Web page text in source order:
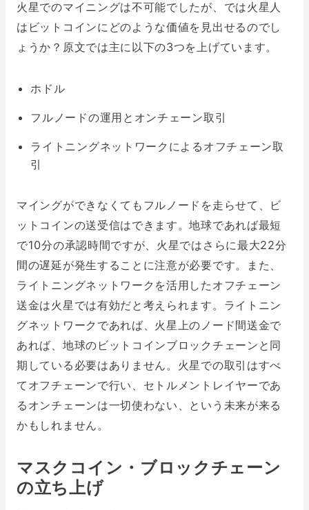
火星でのマイニングは不可能でしたが、では火星人
はビットコインにどのような価値を見出せるのでし
ょうか？原文では主に以下の3つを上げています。
ホドル
フルノードの運用とオンチェーン取引
ライトニングネットワークによるオフチェーン取
引
マイングができなくてもフルノードを走らせて、ビ
ットコインの送受信はできます。地球であれば最短
で10分の承認時間ですが、火星ではさらに最大22分
間の遅延が発生することに注意が必要です。また、
ライトニングネットワークを活用したオフチェーン
送金は火星では有効だと考えられます。ライトニン
グネットワークであれば、火星上のノード間送金で
あれば、地球のビットコインブロックチェーンと同
期している必要はありません。火星での取引はすべ
てオフチェーンで行い、セトルメントレイヤーであ
るオンチェーンは一切使わない、という未来が来る
かもしれません。
マスクコイン・ブロックチェーン
の立ち上げ